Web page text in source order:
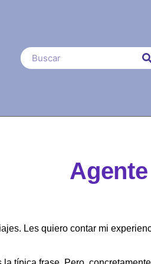
Les quiero contar mi